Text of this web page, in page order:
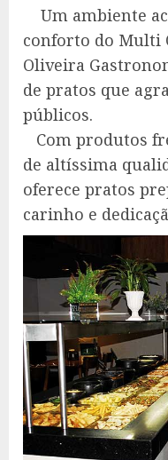
Um ambiente
conforto do Multi
Oliveira
de pratos que
públicos.
Com produtos
de altíssima
oferece pratos
carinho e